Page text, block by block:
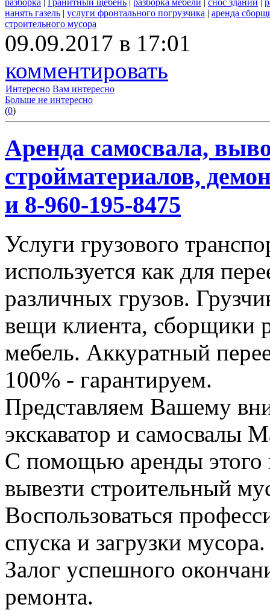
разборка Гранитный щебень разборка мебели снос зданий
нанять газель | услуги фронтального погрузчика | аренда
строительного мусора
09.09.2017 в 17:01
комментировать
Интересно Вам интересно
Больше не интересно
(0)
Аренда самосвала,
стройматериалов,
и 8-960-195-8475
Услуги грузового
используется как для
различных грузов.
вещи клиента, сборщики
мебель. Аккуратный
100% - гарантируем.
Представляем Вашему
экскаватор и самосвалы
С помощью аренды этого
вывезти строительный
Воспользоваться
спуска и загрузки мусора.
Залог успешного
ремонта.